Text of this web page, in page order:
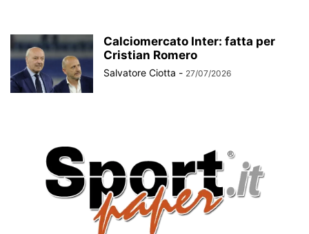
Calciomercato Inter: fatta per
Cristian Romero
Salvatore Ciotta - 27/07/2026